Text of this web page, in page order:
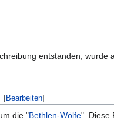
entstanden,
[Bearbeiten]
die "Bethlen-Wölfe". Diese